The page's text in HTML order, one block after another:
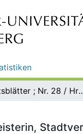
Amtsblätter ; Nr. 28 / Hrsg.: Die